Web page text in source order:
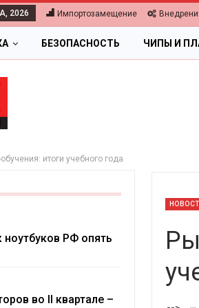
2026 Импортозамещение
БЕЗОПАСНОСТЬ ЧИПЫ И
итоги учебного года
РФ опять
во II квартале –
Цифровая экономика 2026.